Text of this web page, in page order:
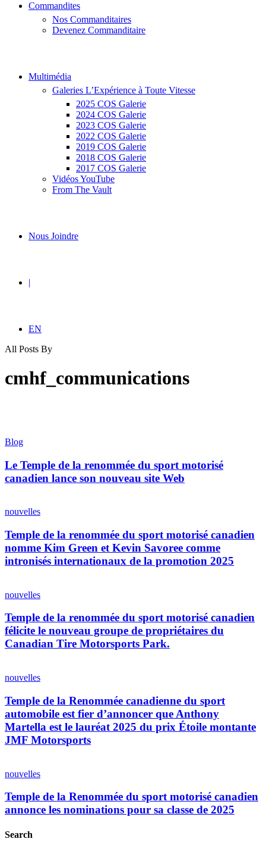
Commandites
Nos Commanditaires
Devenez Commanditaire
Multimédia
Galeries L’Expérience à Toute Vitesse
2025 COS Galerie
2024 COS Galerie
2023 COS Galerie
2022 COS Galerie
2019 COS Galerie
2018 COS Galerie
2017 COS Galerie
Vidéos YouTube
From The Vault
Nous Joindre
EN
All Posts By
cmhf_communications
Temple
la
renommée
du
canadien
son
nouveau
site
Blog
Le Temple de la renommée du sport motorisé
canadien lance son nouveau site Web
de
renommée
du
sport
motorisé
Kim
et
Kevin
Savoree
comme
de
promotion
2025
nouvelles
Temple de la renommée du sport motorisé canadien
nomme Kim Green et Kevin Savoree comme
intronisés internationaux de la promotion 2025
de
renommée
du
sport
motorisé
le
groupe
de
propriétaires
du
Canadian
Park.
nouvelles
Temple de la renommée du sport motorisé canadien
félicite le nouveau groupe de propriétaires du
Canadian Tire Motorsports Park.
de
Renommée
canadienne
du
sport
automobile
d’annoncer
Anthony
Martella
est
lauréat
nouvelles
Temple de la Renommée canadienne du sport
automobile est fier d’annoncer que Anthony
Martella est le lauréat 2025 du prix Étoile montante
JMF Motorsports
de
Renommée
sport
canadien
nouvelles
Temple de la Renommée du sport motorisé canadien
annonce les nominations pour sa classe de 2025
Search